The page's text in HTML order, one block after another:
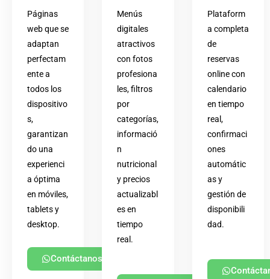
Páginas
web que se
adaptan
perfectam
ente a
todos los
dispositivo
s,
garantizan
do una
experienci
a óptima
en móviles,
tablets y
desktop.
Contáctanos
Menús
digitales
atractivos
con fotos
profesiona
les, filtros
por
categorías,
informació
n
nutricional
y precios
actualizabl
es en
tiempo
real.
Plataform
a completa
de
reservas
online con
calendario
en tiempo
real,
confirmaci
ones
automátic
as y
gestión de
disponibili
dad.